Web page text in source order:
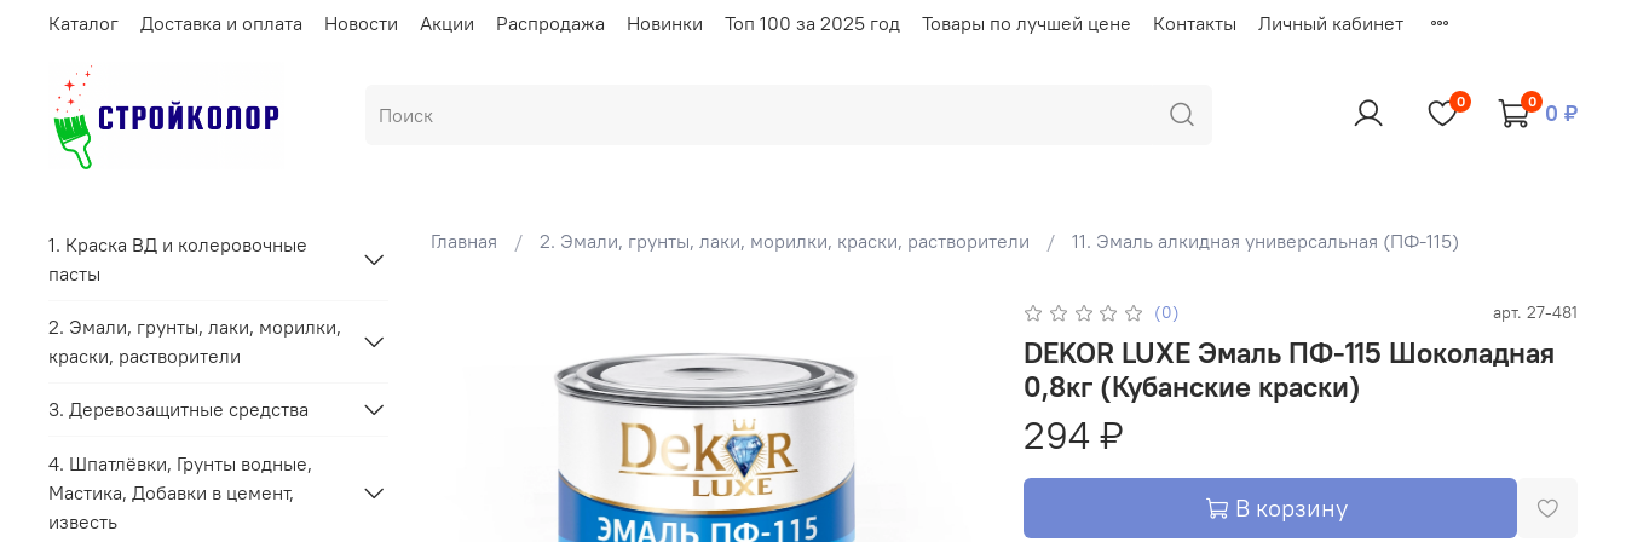
Каталог Доставка и оплата Новости Акции Распродажа Новинки Топ 100 за 2025 год Товары по лучшей цене Контакты Личный кабинет
0 0 0 ₽
Главная 2. Эмали, грунты, лаки, морилки, краски, растворители 11. Эмаль алкидная универсальная (ПФ-115)
(0) арт. 27-481
DEKOR LUXE Эмаль ПФ-115 Шоколадная
0,8кг (Кубанские краски)
294 ₽
В корзину
1. Краска ВД и колеровочные
пасты
2. Эмали, грунты, лаки, морилки,
краски, растворители
3. Деревозащитные средства
4. Шпатлёвки, Грунты водные,
Мастика, Добавки в цемент,
известь